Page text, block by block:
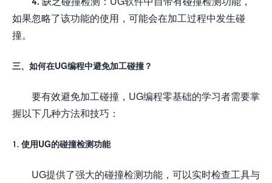
如果忽略了该功能的使用，可能会在加工过程中发生碰
撞。
三、如何在UG编程中避免加工碰撞？
要有效避免加工碰撞，UG编程零基础的学习者需要掌
握以下几种方法和技巧：
1. 使用UG的碰撞检测功能
UG提供了强大的碰撞检测功能，可以实时检查工具与